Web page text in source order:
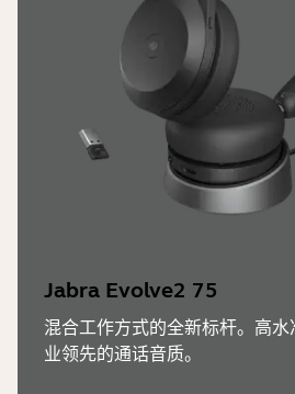
Jabra Evolve2 75
混合工作方式的全新标杆。高
业领先的通话音质。